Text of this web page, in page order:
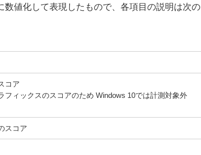
数値化して表現したもので、各項目の説明は次の
コア
フィックスのスコアのため Windows 10では計測対象外
スコア